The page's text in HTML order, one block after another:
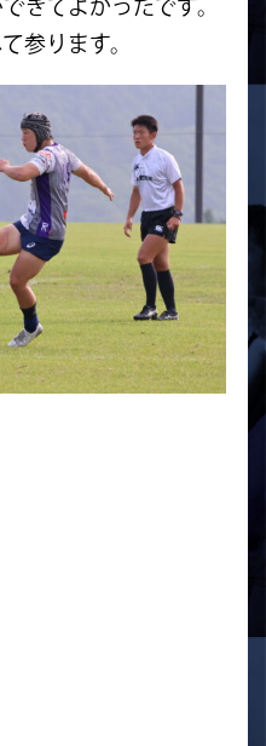
きてよかったです。
参ります。